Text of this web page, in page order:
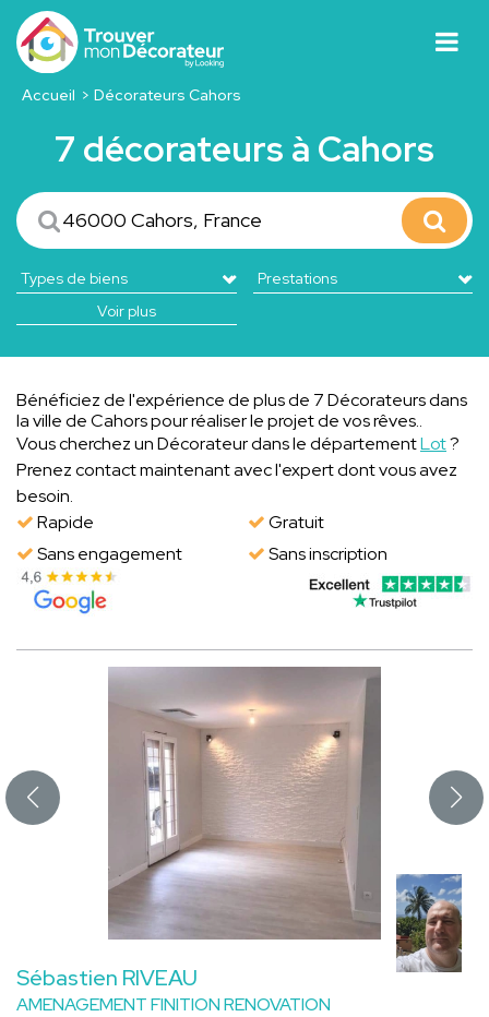
Accueil Décorateurs Cahors
7 décorateurs à Cahors
Voir plus
Bénéficiez de l'expérience de plus de 7 Décorateurs dans
la ville de Cahors pour réaliser le projet de vos rêves..
Vous cherchez un Décorateur dans le départementLot?
Prenez contact maintenant avec l'expert dont vous avez
besoin.
Rapide
Gratuit
Sans engagement
Sans inscription
Sébastien RIVEAU
AMENAGEMENT FINITION RENOVATION